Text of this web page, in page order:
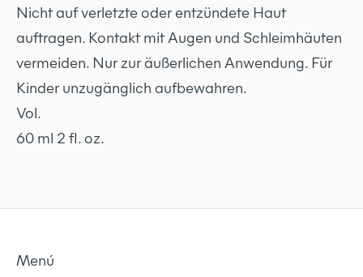
Nicht auf verletzte oder entzündete Haut
auftragen. Kontakt mit Augen und Schleimhäuten
vermeiden. Nur zur äußerlichen Anwendung. Für
Kinder unzugänglich aufbewahren.
Vol.
60 ml 2 fl. oz.
Menú